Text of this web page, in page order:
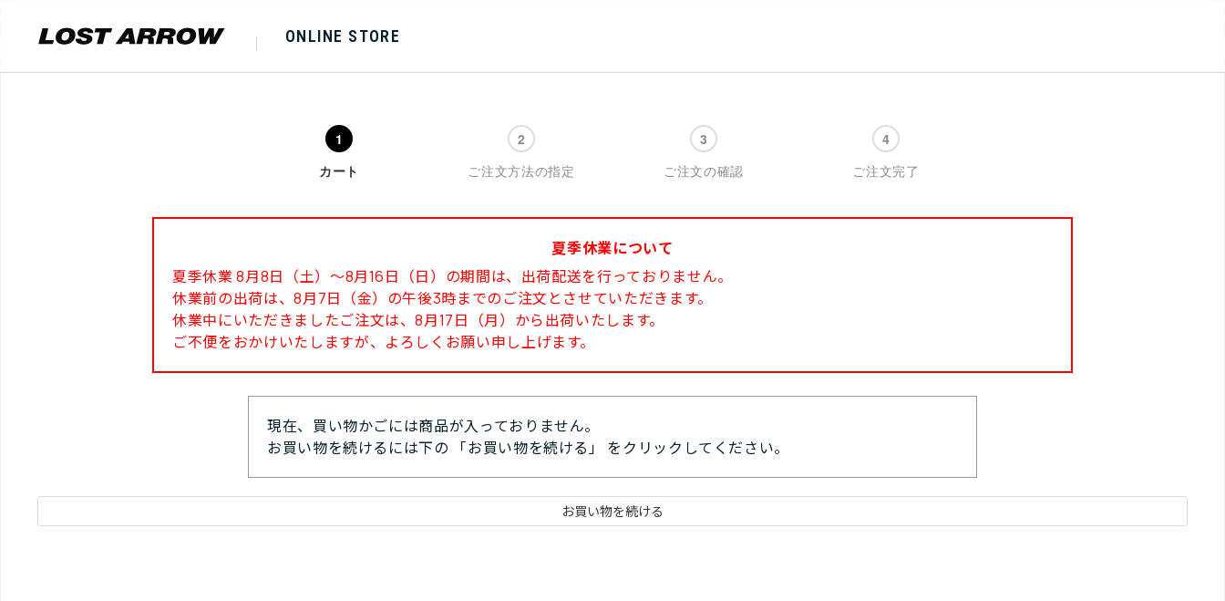
ONLINE STORE
カート ご注文方法の指定 ご注文の確認 ご注文完了
夏季休業について
夏季休業 8月8日（土）～8月16日（日）の期間は、出荷配送を行っておりません。
休業前の出荷は、8月7日（金）の午後3時までのご注文とさせていただきます。
休業中にいただきましたご注文は、8月17日（月）から出荷いたします。
ご不便をおかけいたしますが、よろしくお願い申し上げます。
現在、買い物かごには商品が入っておりません。
お買い物を続けるには下の 「お買い物を続ける」 をクリックしてください。